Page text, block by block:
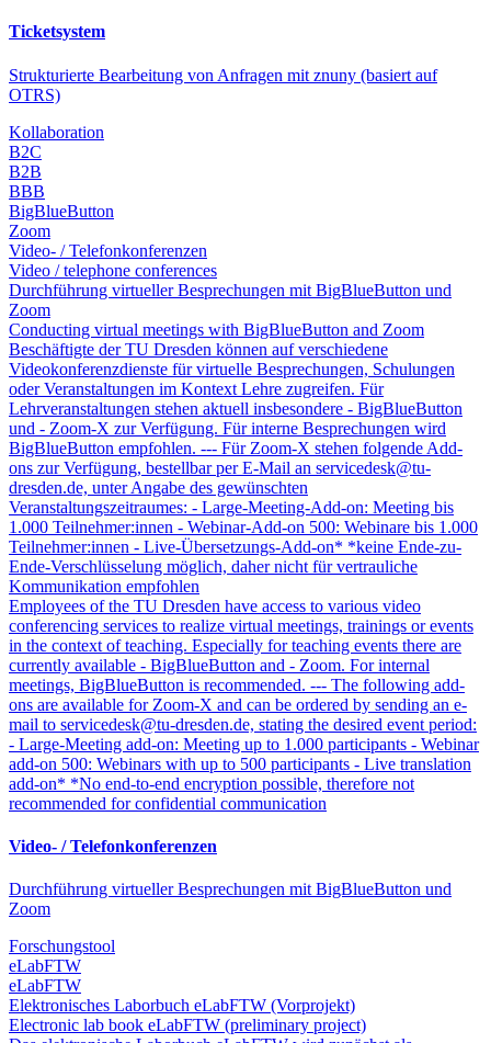
Ticketsystem
Strukturierte Bearbeitung von Anfragen mit znuny (basiert auf
OTRS)
Kollaboration
B2C
B2B
BBB
BigBlueButton
Zoom
Video- / Telefonkonferenzen
Video / telephone conferences
Durchführung virtueller Besprechungen mit BigBlueButton und
Zoom
Conducting virtual meetings with BigBlueButton and Zoom
Beschäftigte der TU Dresden können auf verschiedene
Videokonferenzdienste für virtuelle Besprechungen, Schulungen
oder Veranstaltungen im Kontext Lehre zugreifen. Für
Lehrveranstaltungen stehen aktuell insbesondere - BigBlueButton
und - Zoom-X zur Verfügung. Für interne Besprechungen wird
BigBlueButton empfohlen. --- Für Zoom-X stehen folgende Add-
ons zur Verfügung, bestellbar per E-Mail an servicedesk@tu-
dresden.de, unter Angabe des gewünschten
Veranstaltungszeitraumes: - Large-Meeting-Add-on: Meeting bis
1.000 Teilnehmer:innen - Webinar-Add-on 500: Webinare bis 1.000
Teilnehmer:innen - Live-Übersetzungs-Add-on* *keine Ende-zu-
Ende-Verschlüsselung möglich, daher nicht für vertrauliche
Kommunikation empfohlen
Employees of the TU Dresden have access to various video
conferencing services to realize virtual meetings, trainings or events
in the context of teaching. Especially for teaching events there are
currently available - BigBlueButton and - Zoom. For internal
meetings, BigBlueButton is recommended. --- The following add-
ons are available for Zoom-X and can be ordered by sending an e-
mail to servicedesk@tu-dresden.de, stating the desired event period:
- Large-Meeting add-on: Meeting up to 1.000 participants - Webinar
add-on 500: Webinars with up to 500 participants - Live translation
add-on* *No end-to-end encryption possible, therefore not
recommended for confidential communication
Video- / Telefonkonferenzen
Durchführung virtueller Besprechungen mit BigBlueButton und
Zoom
Forschungstool
eLabFTW
eLabFTW
Elektronisches Laborbuch eLabFTW (Vorprojekt)
Electronic lab book eLabFTW (preliminary project)